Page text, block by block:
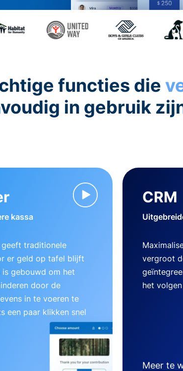
functies die
in gebruik
kassa
geeft traditionele
er geld op tafel blijft
gebouwd om het
door de
in te voeren te
een paar klikken snel
CRM
vergroot
het
Meer te